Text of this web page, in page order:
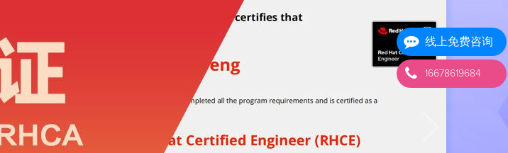
线上免费咨询
16678619684